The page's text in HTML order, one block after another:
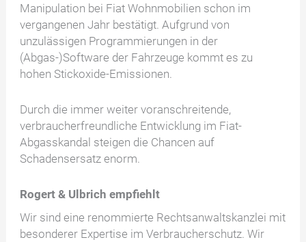
Manipulation bei Fiat Wohnmobilien schon im
vergangenen Jahr bestätigt. Aufgrund von
unzulässigen Programmierungen in der
(Abgas-)Software der Fahrzeuge kommt es zu
hohen Stickoxide-Emissionen.
Durch die immer weiter voranschreitende,
verbraucherfreundliche Entwicklung im Fiat-
Abgasskandal steigen die Chancen auf
Schadensersatz enorm.
Rogert & Ulbrich empfiehlt
Wir sind eine renommierte Rechtsanwaltskanzlei mit
besonderer Expertise im Verbraucherschutz. Wir